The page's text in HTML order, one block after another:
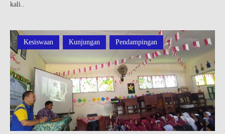
kali..
Kesiswaan Kunjungan Pendampingan